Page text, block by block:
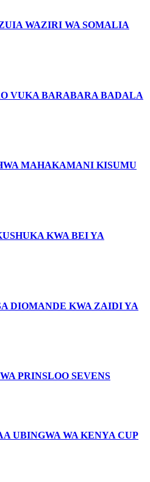
WAZIRI WA SOMALIA
VUKA BARABARA BADALA
MAHAKAMANI KISUMU
KWA BEI YA
DIOMANDE KWA ZAIDI YA
PRINSLOO SEVENS
UBINGWA WA KENYA CUP